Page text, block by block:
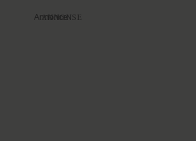
Annonce